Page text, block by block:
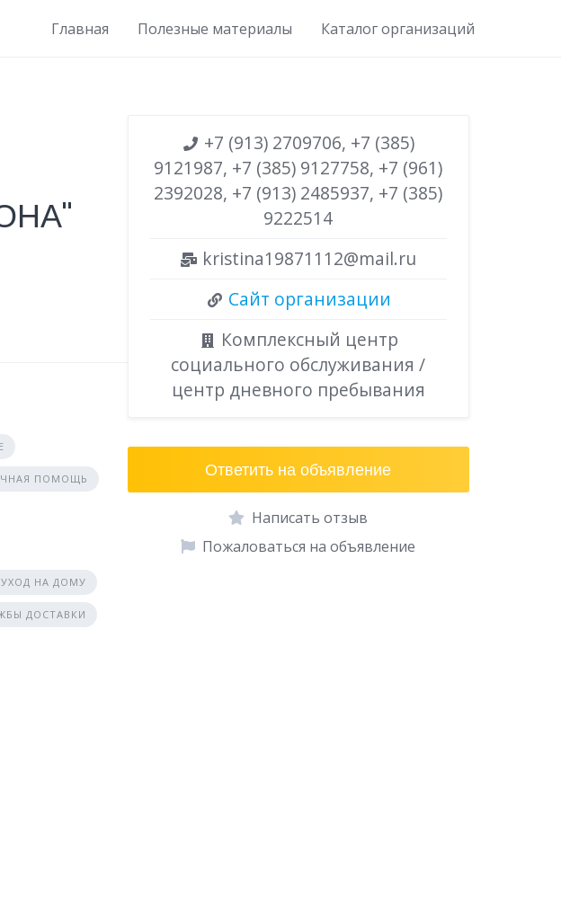
Главная Полезные материалы Каталог организаций
ПОМОЩЬ
НА ДОМУ
ДОСТАВКИ
+7 (913) 2709706, +7 (385)
9121987, +7 (385) 9127758, +7 (961)
2392028, +7 (913) 2485937, +7 (385)
9222514
kristina19871112@mail.ru
Сайт организации
Комплексный центр
социального обслуживания /
центр дневного пребывания
Ответить на объявление
Написать отзыв
Пожаловаться на объявление